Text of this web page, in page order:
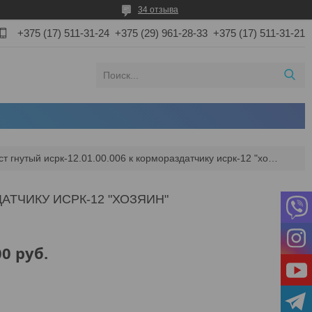
34 отзыва
+375 (17) 511-31-24 +375 (29) 961-28-33 +375 (17) 511-31-21
ИСРК-12 "ХОЗЯИН"
руб.